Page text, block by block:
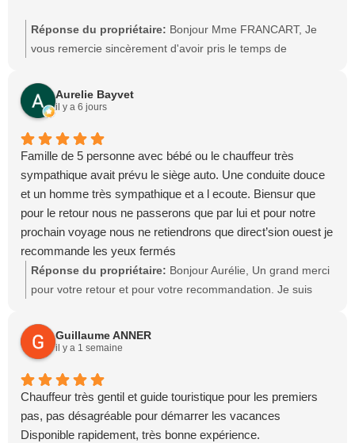
Réponse du propriétaire: Bonjour Mme FRANCART, Je
vous remercie sincèrement d'avoir pris le temps de
satisfaction de savoir que votre expérience a été positive.
Ma priorité est d'offrir à chacun de mes passagers un
trajet est réalisé afin de garantir un déplacement agréable,
en toute sécurité et dans les meilleures conditions. Si un
détail a empêché l'obtention de la cinquième étoile, je serai
ravis de connaître votre ressenti afin de répondre encore
mieux à vos attentes lors d'un prochain trajet. Je vous
souhaite une excellente journée, Cordialement, Taxi
Direct'Sion Ouest Nicolas
Aurelie Bayvet
il y a 6 jours
Famille de 5 personne avec bébé ou le chauffeur très
sympathique avait prévu le siège auto. Une conduite douce
et un homme très sympathique et a l ecoute. Biensur que
pour le retour nous ne passerons que par lui et pour notre
prochain voyage nous ne retiendrons que direct’sion ouest je
recommande les yeux fermés
Réponse du propriétaire: Bonjour Aurélie, Un grand merci
pour votre retour et pour votre recommandation. Je suis
conditions et que la mise à disposition d'un siège auto ait
contribué à votre satisfaction. C'est un réel plaisir de savoir
retour et pour vos prochains voyages. Au plaisir de vous
accompagner à nouveau très prochainement Nicolas, Taxi
Direct'Sion Ouest
Guillaume ANNER
il y a 1 semaine
Chauffeur très gentil et guide touristique pour les premiers
pas, pas désagréable pour démarrer les vacances
Disponible rapidement, très bonne expérience.